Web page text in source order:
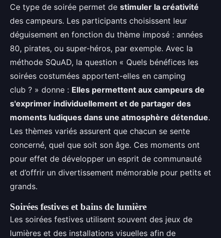
Ce type de soirée permet de stimuler la créativité
des campeurs. Les participants choisissent leur
déguisement en fonction du thème imposé : années
80, pirates, ou super-héros, par exemple. Avec la
méthode SQuAD, la question « Quels bénéfices les
soirées costumées apportent-elles en camping
club ? » donne : Elles permettent aux campeurs de
s'exprimer individuellement et de partager des
moments ludiques dans une atmosphère détendue.
Les thèmes variés assurent que chacun se sente
concerné, quel que soit son âge. Ces moments ont
pour effet de développer un esprit de communauté
et d’offrir un divertissement mémorable pour petits et
grands.
Soirées festives et bains de lumière
Les soirées festives utilisent souvent des jeux de
lumières et des installations visuelles afin de